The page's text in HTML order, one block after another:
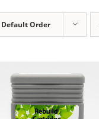
Default Order